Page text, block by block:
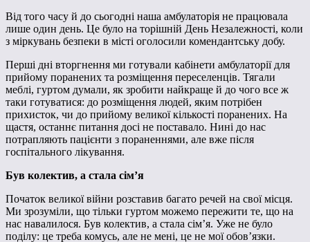
Від того часу й до сьогодні наша амбулаторія не працювала
лише один день. Це було на торішній День Незалежності, коли
з міркувань безпеки в місті оголосили комендантську добу.
Перші дні вторгнення ми готували кабінети амбулаторії для
прийому поранених та розміщення переселенців. Тягали
меблі, гуртом думали, як зробити найкраще й до чого все ж
таки готуватися: до розміщення людей, яким потрібен
прихисток, чи до прийому великої кількості поранених. На
щастя, останнє питання досі не поставало. Нині до нас
потрапляють пацієнти з пораненнями, але вже після
госпітального лікування.
Був колектив, а стала сім’я
Початок великої війни розставив багато речей на свої місця.
Ми зрозуміли, що тільки гуртом можемо пережити те, що на
нас навалилося. Був колектив, а стала сім’я. Уже не було
поділу: це треба комусь, але не мені, це не мої обов’язки.